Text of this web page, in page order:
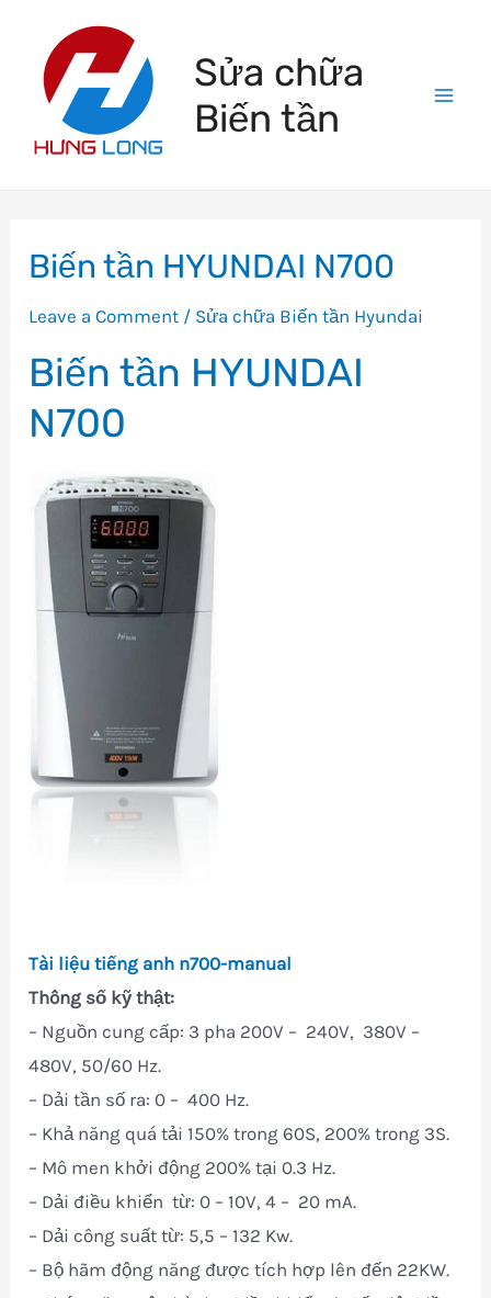
content
Sửa chữa
Biến tần
Biến tần HYUNDAI N700
Leave a Comment / Sửa chữa Biến tần Hyundai
Biến tần HYUNDAI
N700
Tài liệu tiếng anh n700-manual
Thông số kỹ thật:
– Nguồn cung cấp: 3 pha 200V – 240V, 380V –
480V, 50/60 Hz.
– Dải tần số ra: 0 – 400 Hz.
– Khả năng quá tải 150% trong 60S, 200% trong 3S.
– Mô men khởi động 200% tại 0.3 Hz.
– Dải điều khiển từ: 0 – 10V, 4 – 20 mA.
– Dải công suất từ: 5,5 – 132 Kw.
– Bộ hãm động năng được tích hợp lên đến 22KW.